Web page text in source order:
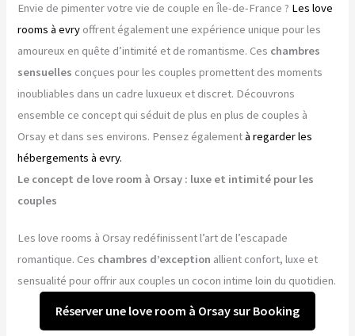
Envie de pimenter votre vie de couple en Île-de-France ? Les love
rooms à evry offrent également une expérience unique pour les
amoureux en quête d’intimité et de romantisme. Ces chambres
sensuelles conçues pour les couples promettent des moments
inoubliables dans un cadre luxueux et discret. Découvrons
ensemble ce concept qui séduit de plus en plus de couples à
Orsay et dans ses environs. Pensez égalementà regarder les
hébergements à evry.
Le concept de love room à Orsay : luxe et intimité pour les
couples
Les love rooms à Orsay redéfinissent l’art de l’escapade
romantique. Ces chambres d’exception allient confort, luxe et
sensualité pour offrir aux couples un cocon intime loin du quotidien.
Réserver une love room à Orsay sur Booking